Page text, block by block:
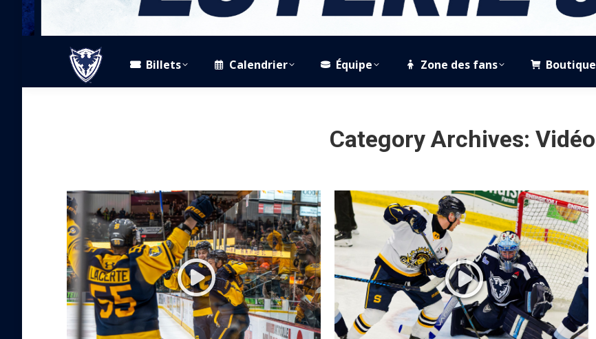
Billets Calendrier Équipe Zone des fans Boutique
Category Archives: Vidéo